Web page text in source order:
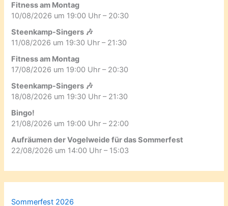
Fitness am Montag
10/08/2026 um 19:00 Uhr – 20:30
Steenkamp-Singers 🎶
11/08/2026 um 19:30 Uhr – 21:30
Fitness am Montag
17/08/2026 um 19:00 Uhr – 20:30
Steenkamp-Singers 🎶
18/08/2026 um 19:30 Uhr – 21:30
Bingo!
21/08/2026 um 19:00 Uhr – 22:00
Aufräumen der Vogelweide für das Sommerfest
22/08/2026 um 14:00 Uhr – 15:03
Sommerfest 2026